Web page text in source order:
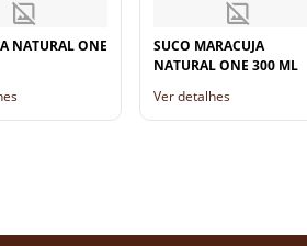
NATURAL ONE
SUCO MARACUJA
NATURAL ONE 300 ML
Ver detalhes